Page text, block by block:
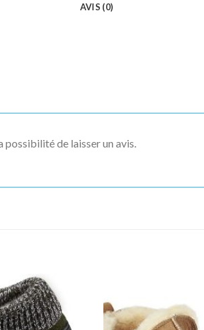
AVIS (0)
de laisser un avis.